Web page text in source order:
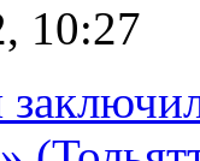
10:27